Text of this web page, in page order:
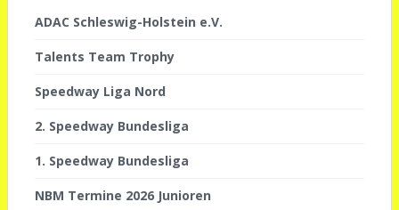
ADAC Schleswig-Holstein e.V.
Talents Team Trophy
Speedway Liga Nord
2. Speedway Bundesliga
1. Speedway Bundesliga
NBM Termine 2026 Junioren